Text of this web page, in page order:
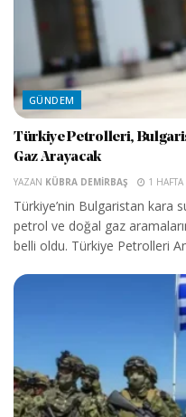
GÜNDEM
Türkiye Petrolleri,
Gaz Arayacak
YAZAN KÜBRA DEMIRBAŞ 1
Türkiye’nin Bulgaristan kara
petrol ve doğal gaz
belli oldu. Türkiye Petrolleri